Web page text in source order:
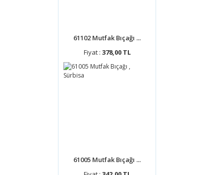
61102 Mutfak Bıçağı ...
Fiyat : 378,00 TL
61005 Mutfak Bıçağı ...